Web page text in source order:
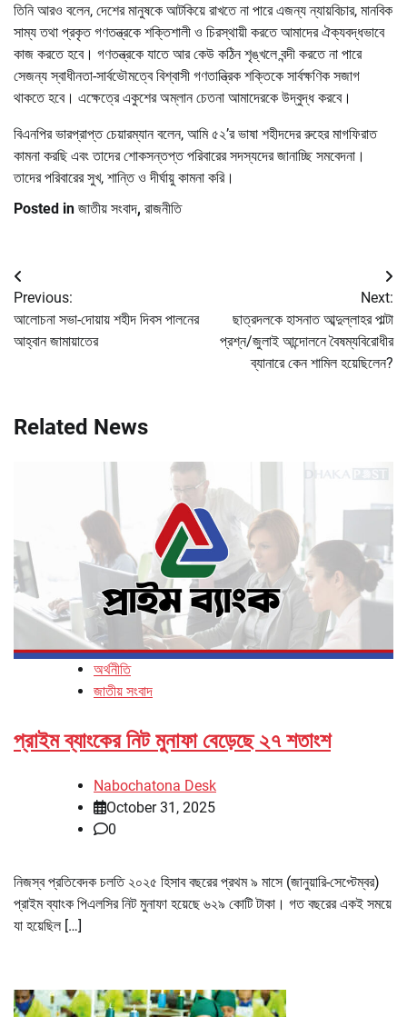
তিনি আরও বলেন, দেশের মানুষকে আটকিয়ে রাখতে না পারে এজন্য ন্যায়বিচার, মানবিক
সাম্য তথা প্রকৃত গণতন্ত্রকে শক্তিশালী ও চিরস্থায়ী করতে আমাদের ঐক্যবদ্ধভাবে
কাজ করতে হবে। গণতন্ত্রকে যাতে আর কেউ কঠিন শৃঙ্খলে বন্দী করতে না পারে
সেজন্য স্বাধীনতা-সার্বভৌমত্বে বিশ্বাসী গণতান্ত্রিক শক্তিকে সার্বক্ষণিক সজাগ
থাকতে হবে। এক্ষেত্রে একুশের অম্লান চেতনা আমাদেরকে উদ্বুদ্ধ করবে।
বিএনপির ভারপ্রাপ্ত চেয়ারম্যান বলেন, আমি ৫২’র ভাষা শহীদদের রুহের মাগফিরাত
কামনা করছি এবং তাদের শোকসন্তপ্ত পরিবারের সদস্যদের জানাচ্ছি সমবেদনা।
তাদের পরিবারের সুখ, শান্তি ও দীর্ঘায়ু কামনা করি।
Posted in জাতীয় সংবাদ, রাজনীতি
Post
navigation
Previous:
আলোচনা সভা-দোয়ায় শহীদ দিবস পালনের
আহ্বান জামায়াতের
Next:
ছাত্রদলকে হাসনাত আব্দুল্লাহর পাল্টা
প্রশ্ন/জুলাই আন্দোলনে বৈষম্যবিরোধীর
ব্যানারে কেন শামিল হয়েছিলেন?
Related News
অর্থনীতি
জাতীয় সংবাদ
প্রাইম ব্যাংকের নিট মুনাফা বেড়েছে ২৭ শতাংশ
Nabochatona Desk
October 31, 2025
0
নিজস্ব প্রতিবেদক চলতি ২০২৫ হিসাব বছরের প্রথম ৯ মাসে (জানুয়ারি-সেপ্টেম্বর)
প্রাইম ব্যাংক পিএলসির নিট মুনাফা হয়েছে ৬২৯ কোটি টাকা। গত বছরের একই সময়ে
যা হয়েছিল […]